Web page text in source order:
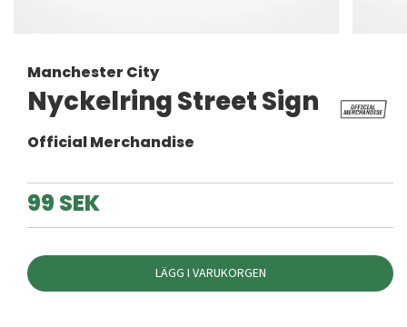
Manchester City
Nyckelring Street Sign
Official Merchandise
99 SEK
LÄGG I VARUKORGEN